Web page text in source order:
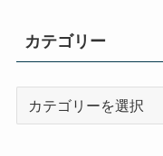
カテゴリー